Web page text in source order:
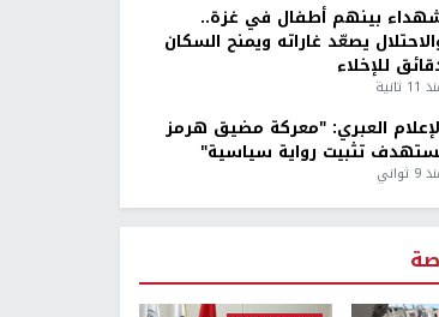
بينهم أطفال في غزة..
يصعّد غاراته ويمنح السكان
للإخلاء
ثانية
العبري: "معركة مضيق هرمز
تثبيت رواية سياسية"
ثواني